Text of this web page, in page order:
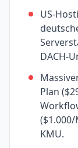
US-
DACH-
Plan
KMU.